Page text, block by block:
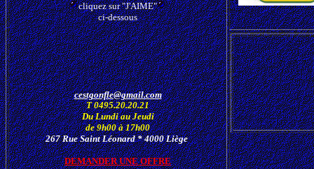
cliquez sur "J'AIME"
ci-dessous
cestgonfle@gmail.com
T 0495.20.20.21
Du Lundi au Jeudi
de 9h00 à 17h00
267 Rue Saint Léonard * 4000 Liège
DEMANDER UNE OFFRE